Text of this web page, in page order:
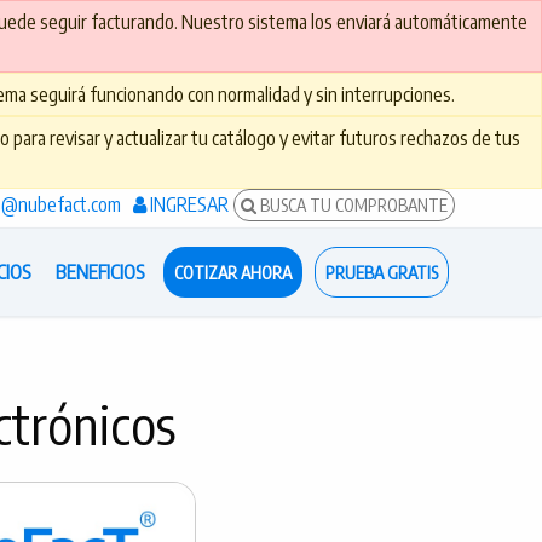
seguir facturando. Nuestro sistema los enviará automáticamente
seguirá funcionando con normalidad y sin interrupciones.
para revisar y actualizar tu catálogo y evitar futuros rechazos de tus
INGRESAR BUSCA TU COMPROBANTE
BENEFICIOS COTIZAR AHORA PRUEBA GRATIS